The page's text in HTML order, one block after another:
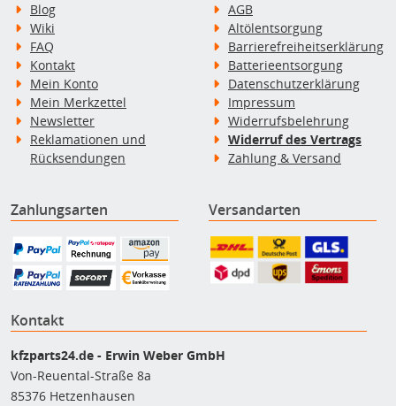
Blog
Wiki
FAQ
Kontakt
Mein Konto
Mein Merkzettel
Newsletter
Reklamationen und
Rücksendungen
AGB
Altölentsorgung
Barrierefreiheitserklärung
Batterieentsorgung
Datenschutzerklärung
Impressum
Widerrufsbelehrung
Widerruf des Vertrags
Zahlung & Versand
Zahlungsarten Versandarten
Kontakt
kfzparts24.de - Erwin Weber GmbH
Von-Reuental-Straße 8a
85376 Hetzenhausen